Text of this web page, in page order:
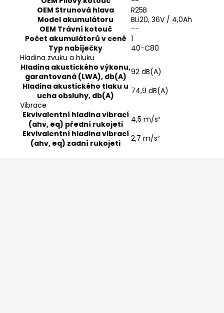
OEM Strunová hlava
R25B
Model akumulátoru
BLi20, 36V / 4,0Ah
OEM Trávní kotouč
--
Počet akumulátorů v ceně 1
Typ nabíječky
40-C80
Hladina zvuku a hluku
Hladina akustického výkonu,
garantovaná (LWA), db(A) 92 dB(A)
Hladina akustického tlaku u
ucha obsluhy, db(A)
74,9 dB(A)
Vibrace
Ekvivalentní hladina vibrací
(ahv, eq) přední rukojeti
4,5 m/s²
Ekvivalentní hladina vibrací
(ahv, eq) zadní rukojeti
2,7 m/s²
Z